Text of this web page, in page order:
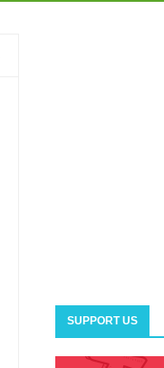
SUPPORT US